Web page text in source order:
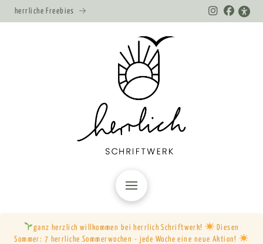
herrliche Freebies
ganz herzlich willkommen bei herrlich Schriftwerk!
Diesen
Sommer: 7 herrliche Sommerwochen - jede Woche eine neue Aktion!